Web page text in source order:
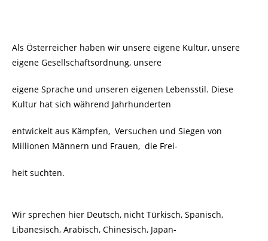
Als Österreicher haben wir unsere eigene Kultur, unsere
eigene Gesellschaftsordnung, unsere
eigene Sprache und unseren eigenen Lebensstil. Diese
Kultur hat sich während Jahrhunderten
entwickelt aus Kämpfen, Versuchen und Siegen von
Millionen Männern und Frauen, die Frei-
heit suchten.
Wir sprechen hier Deutsch, nicht Türkisch, Spanisch,
Libanesisch, Arabisch, Chinesisch, Japan-